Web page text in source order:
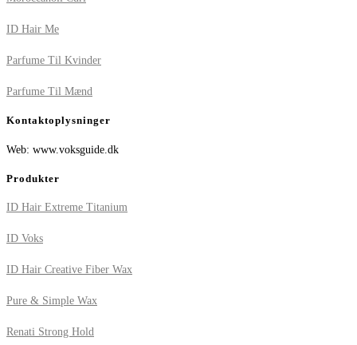
ID Hair Me
Parfume Til Kvinder
Parfume Til Mænd
Kontaktoplysninger
Web: www.voksguide.dk
Produkter
ID Hair Extreme Titanium
ID Voks
ID Hair Creative Fiber Wax
Pure & Simple Wax
Renati Strong Hold